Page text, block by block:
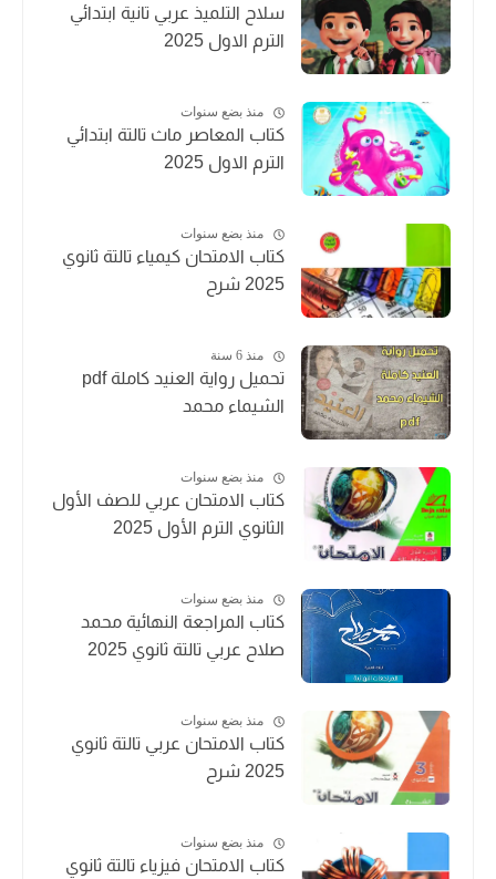
سلاح التلميذ عربي تانية ابتدائي
الترم الاول 2025
منذ بضع سنوات
كتاب المعاصر ماث تالتة ابتدائي
الترم الاول 2025
منذ بضع سنوات
كتاب الامتحان كيمياء تالتة ثانوي
2025 شرح
منذ 6 سنة
تحميل رواية العنيد كاملة pdf
الشيماء محمد
منذ بضع سنوات
كتاب الامتحان عربي للصف الأول
الثانوي الترم الأول 2025
منذ بضع سنوات
كتاب المراجعة النهائية محمد
صلاح عربي تالتة ثانوي 2025
منذ بضع سنوات
كتاب الامتحان عربي تالتة ثانوي
2025 شرح
منذ بضع سنوات
كتاب الامتحان فيزياء تالتة ثانوي